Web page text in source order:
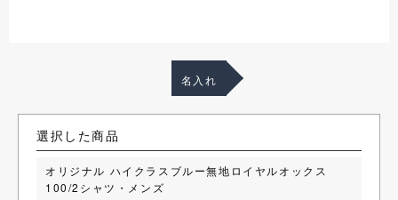
選択した商品
オリジナル ハイクラスブルー無地ロイヤルオックス
100/2シャツ・メンズ
名入れ